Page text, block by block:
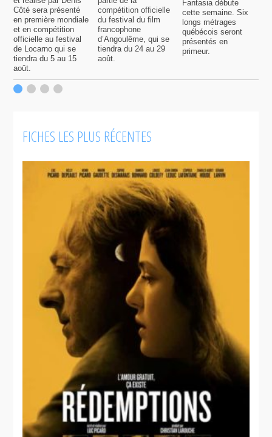
Côté sera présenté
en première mondiale
et en compétition
officielle au festival
de Locarno qui se
tiendra du 5 au 15
août.
compétition officielle
du festival du film
francophone
d’Angoulême, qui se
tiendra du 24 au 29
août.
Fantasia débute
cette semaine. Six
longs métrages
québécois seront
présentés en
primeur.
FICHES LES PLUS RÉCENTES